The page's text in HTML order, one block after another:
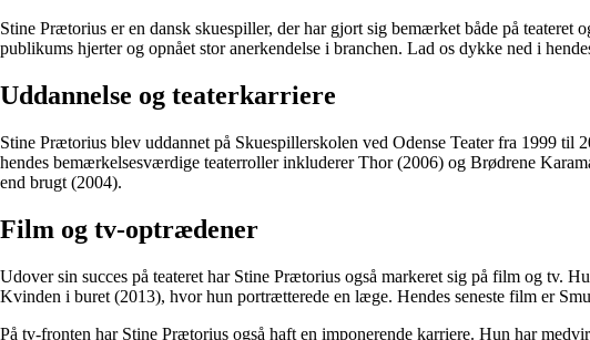
Stine Prætorius er en dansk skuespiller, der har gjort sig bemærket både på
publikums hjerter og opnået stor anerkendelse i branchen. Lad os dykke ned i
Uddannelse og teaterkarriere
Stine Prætorius blev uddannet på Skuespillerskolen ved Odense Teater fra 1999
hendes bemærkelsesværdige teaterroller inkluderer Thor (2006) og Brødrene
end brugt (2004).
Film og tv-optrædener
Udover sin succes på teateret har Stine Prætorius også markeret sig på film og tv.
Kvinden i buret (2013), hvor hun portrætterede en læge. Hendes seneste film er
På tv-fronten har Stine Prætorius også haft en imponerende karriere. Hun har